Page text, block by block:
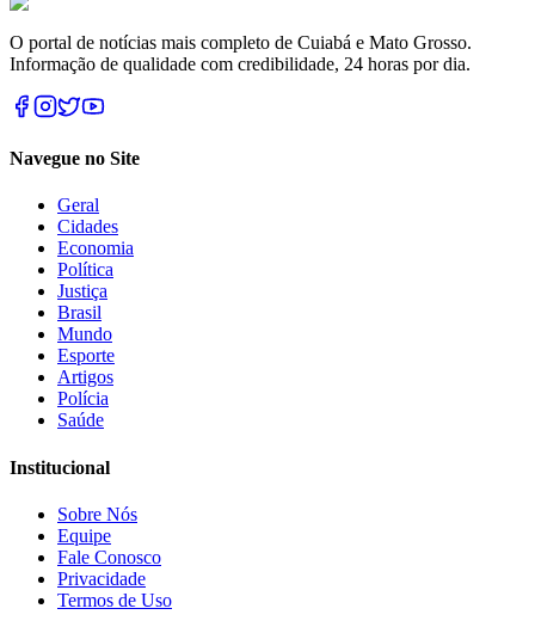
O portal de notícias mais completo de Cuiabá e Mato Grosso.
Informação de qualidade com credibilidade, 24 horas por dia.
Navegue no Site
Geral
Cidades
Economia
Política
Justiça
Brasil
Mundo
Esporte
Artigos
Polícia
Saúde
Institucional
Sobre Nós
Equipe
Fale Conosco
Privacidade
Termos de Uso